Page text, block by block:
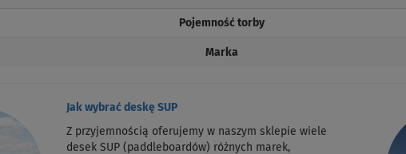
Pojemność torby
Marka
Jak wybrać deskę SUP
Z przyjemnością oferujemy w naszym sklepie wiele
desek SUP (paddleboardów) różnych marek,